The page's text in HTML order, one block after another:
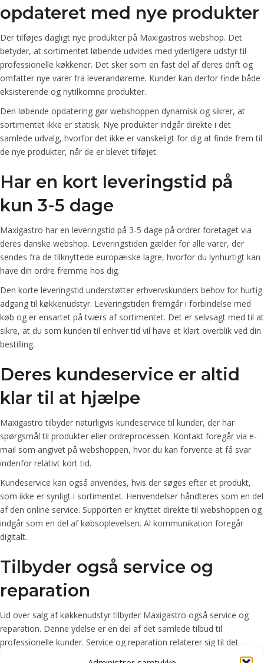
opdateret med nye produkter
Der tilføjes dagligt nye produkter på Maxigastros webshop. Det
betyder, at sortimentet løbende udvides med yderligere udstyr til
professionelle køkkener. Det sker som en fast del af deres drift og
omfatter nye varer fra leverandørerne. Kunder kan derfor finde både
eksisterende og nytilkomne produkter.
Den løbende opdatering gør webshoppen dynamisk og sikrer, at
sortimentet ikke er statisk. Nye produkter indgår direkte i det
samlede udvalg, hvorfor det ikke er vanskeligt for dig at finde frem til
de nye produkter, når de er blevet tilføjet.
Har en kort leveringstid på
kun 3-5 dage
Maxigastro har en leveringstid på 3-5 dage på ordrer foretaget via
deres danske webshop. Leveringstiden gælder for alle varer, der
sendes fra de tilknyttede europæiske lagre, hvorfor du lynhurtigt kan
have din ordre fremme hos dig.
Den korte leveringstid understøtter erhvervskunders behov for hurtig
adgang til køkkenudstyr. Leveringstiden fremgår i forbindelse med
køb og er ensartet på tværs af sortimentet. Det er selvsagt med til at
sikre, at du som kunden til enhver tid vil have et klart overblik ved din
bestilling.
Deres kundeservice er altid
klar til at hjælpe
Maxigastro tilbyder naturligvis kundeservice til kunder, der har
spørgsmål til produkter eller ordreprocessen. Kontakt foregår via e-
mail som angivet på webshoppen, hvor du kan forvente at få svar
indenfor relativt kort tid.
Kundeservice kan også anvendes, hvis der søges efter et produkt,
som ikke er synligt i sortimentet. Henvendelser håndteres som en del
af den online service. Supporten er knyttet direkte til webshoppen og
indgår som en del af købsoplevelsen. Al kommunikation foregår
digitalt.
Tilbyder også service og
reparation
Ud over salg af køkkenudstyr tilbyder Maxigastro også service og
reparation. Denne ydelse er en del af det samlede tilbud til
professionelle kunder. Service og reparation relaterer sig til det
udstyr, der anvendes i industrikøkkener. Oplysninger om disse ydelser